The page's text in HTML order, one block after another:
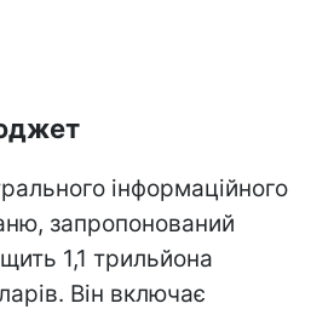
інформаційного
запропонований
1,1 трильйона
Він включає